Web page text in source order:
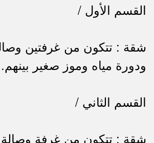
القسم الأول /
شقة : تتكون من غرفتين
ودورة مياه وموز صغير بينهم.
القسم الثاني /
شقة : تتكون من غرفة